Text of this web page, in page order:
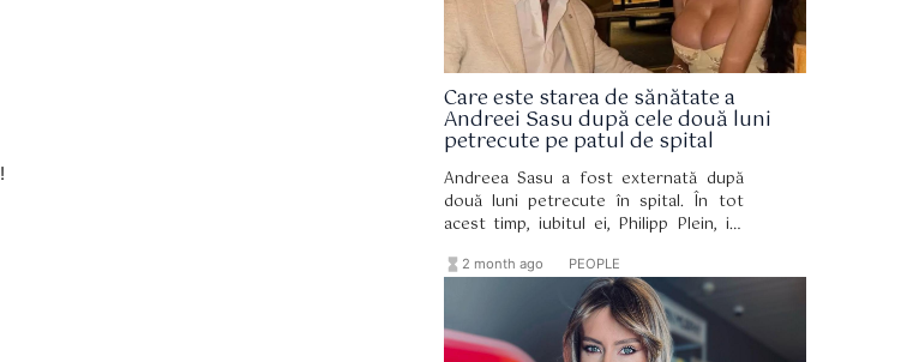
!
Care este starea de sănătate a
Andreei Sasu după cele două luni
petrecute pe patul de spital
Andreea Sasu a fost externată după
două luni petrecute în spital. În tot
acest timp, iubitul ei, Philipp Plein, i-a
hourglass_full 2 month ago PEOPLE